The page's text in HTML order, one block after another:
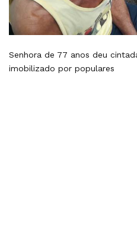
Senhora de 77 anos deu
imobilizado por populares